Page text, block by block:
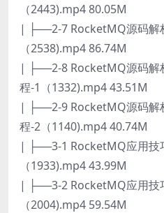
（2443).mp4 80.05M
| ├──2-7 RocketMQ源码解
（2538).mp4 86.74M
| ├──2-8 RocketMQ源码解
程-1（1332).mp4 43.51M
| ├──2-9 RocketMQ源码解
程-2（1140).mp4 40.74M
| ├──3-1 RocketMQ应用技
（1933).mp4 43.99M
| ├──3-2 RocketMQ应用技
（2004).mp4 59.54M